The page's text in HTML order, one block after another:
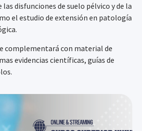
disfunciones de suelo pélvico y de la
el estudio de extensión en patología
complementará con material de
evidencias científicas, guías de